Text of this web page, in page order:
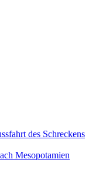
des Schreckens
Mesopotamien